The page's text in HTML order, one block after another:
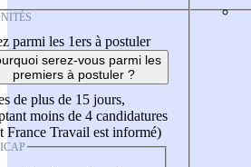
parmi les 1ers à postuler
serez-vous parmi les
premiers à postuler ?
de plus de 15 jours,
moins de 4 candidatures
France Travail est informé)